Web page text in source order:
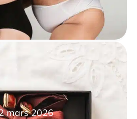
mars 2026